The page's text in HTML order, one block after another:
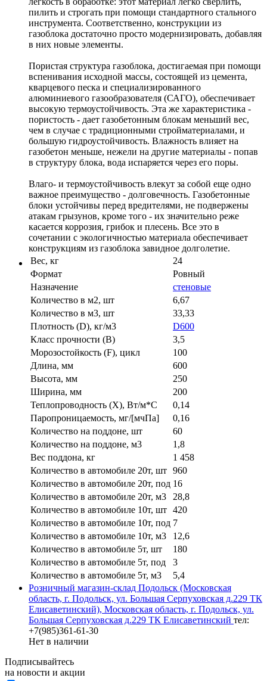
пилить и строгать при помощи стандартного стального
инструмента. Соответственно, конструкции из
газоблока достаточно просто модернизировать, добавляя
в них новые элементы.
Пористая структура газоблока, достигаемая при помощи
вспенивания исходной массы, состоящей из цемента,
кварцевого песка и специализированного
алюминиевого газообразователя (САГО), обеспечивает
высокую термоустойчивость. Эта же характеристика -
пористость - дает газобетонным блокам меньший вес,
чем в случае с традиционными стройматериалами, и
большую гидроустойчивость. Влажность влияет на
газобетон меньше, нежели на другие материалы - попав
в структуру блока, вода испаряется через его поры.
Влаго- и термоустойчивость влекут за собой еще одно
важное преимущество - долговечность. Газобетонные
блоки устойчивы перед вредителями, не подвержены
атакам грызунов, кроме того - их значительно реже
касается коррозия, грибок и плесень. Все это в
сочетании с экологичностью материала обеспечивает
конструкциям из газоблока завидное долголетие.
Вес, кг
24
Формат
Ровный
Назначение
стеновые
Количество в м2, шт
6,67
Количество в м3, шт
33,33
Плотность (D), кг/м3
D600
Класс прочности (B)
3,5
Морозостойкость (F), цикл
100
Длина, мм
600
Высота, мм
250
Ширина, мм
200
Теплопроводность (X), Вт/м*С
0,14
Паропроницаемость, мг/[мчПа]
0,16
Количество на поддоне, шт
60
Количество на поддоне, м3
1,8
Вес поддона, кг
1 458
Количество в автомобиле 20т, шт 960
Количество в автомобиле 20т, под 16
Количество в автомобиле 20т, м3
28,8
Количество в автомобиле 10т, шт 420
Количество в автомобиле 10т, под 7
Количество в автомобиле 10т, м3
12,6
Количество в автомобиле 5т, шт
180
Количество в автомобиле 5т, под
3
Количество в автомобиле 5т, м3
5,4
Розничный магазин-склад Подольск (Московская
область, г. Подольск, ул. Большая Серпуховская д.229 ТК
Елисаветинский), Московская область, г. Подольск, ул.
Большая Серпуховская д.229 ТК Елисаветинский тел:
+7(985)361-61-30
Нет в наличии
Подписывайтесь
на новости и акции